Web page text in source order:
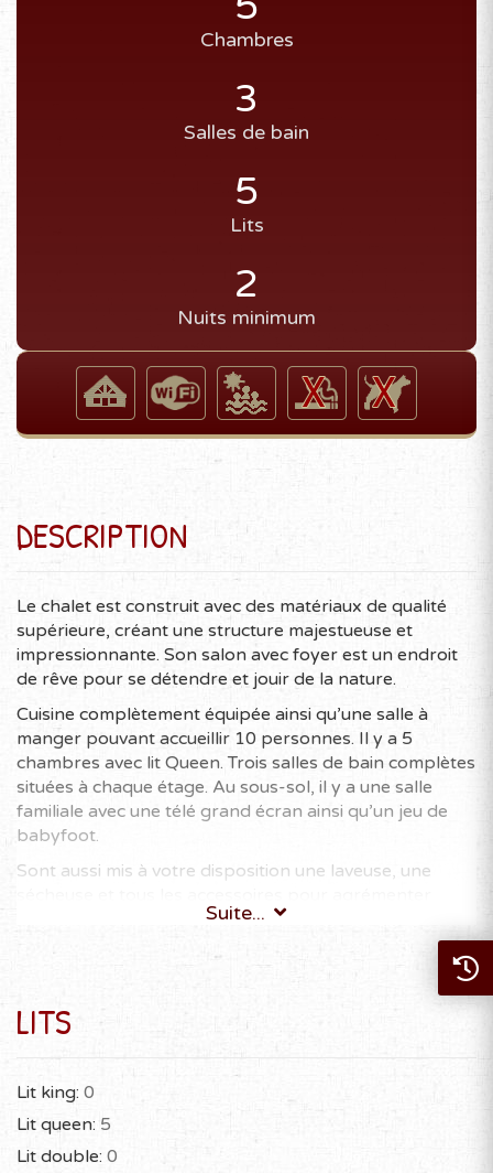
Chambres
3
Salles de bain
5
Lits
2
Nuits minimum
DESCRIPTION
Le chalet est construit avec des matériaux de qualité
supérieure, créant une structure majestueuse et
impressionnante. Son salon avec foyer est un endroit
de rêve pour se détendre et jouir de la nature.
Cuisine complètement équipée ainsi qu’une salle à
manger pouvant accueillir 10 personnes. Il y a 5
chambres avec lit Queen. Trois salles de bain complètes
situées à chaque étage. Au sous-sol, il y a une salle
familiale avec une télé grand écran ainsi qu’un jeu de
babyfoot.
Sont aussi mis à votre disposition une laveuse, une
votre séjour. Ce chalet permet d’accueillir 10
10
maximum
Suite...
LITS
Lit king: 0
Lit queen: 5
Lit double: 0